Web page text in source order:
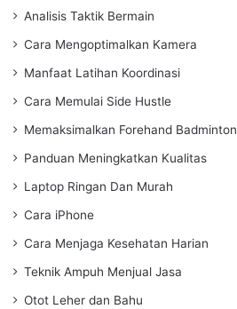
Analisis Taktik Bermain
Cara Mengoptimalkan Kamera
Manfaat Latihan Koordinasi
Cara Memulai Side Hustle
Memaksimalkan Forehand Badminton
Panduan Meningkatkan Kualitas
Laptop Ringan Dan Murah
Cara iPhone
Cara Menjaga Kesehatan Harian
Teknik Ampuh Menjual Jasa
Otot Leher dan Bahu